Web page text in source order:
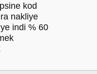
kod
nakliye
indi % 60